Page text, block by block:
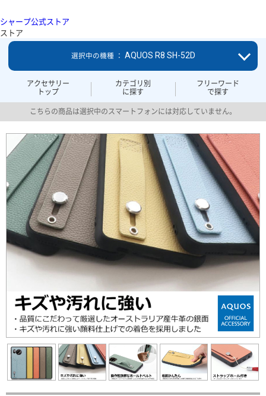
シャープ公式ストア
ストア
アクセサリー
トップ
カテゴリ別
に探す
フリーワード
で探す
選択中の機種 ： AQUOS R8 SH-52D
こちらの商品は選択中のスマートフォンには対応していません。